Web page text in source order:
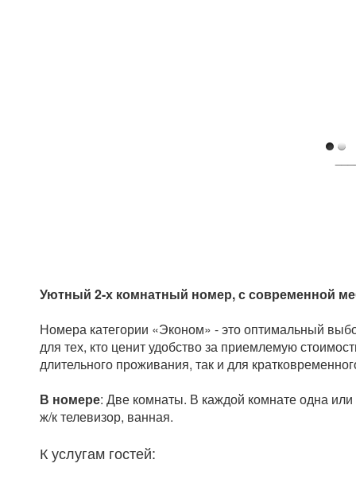
Уютный 2-х комнатный номер, с современной
Номера категории «Эконом» - это оптимальный
для тех, кто ценит удобство за приемлемую
длительного проживания, так и для
В номере: Две комнаты. В каждой комнате одна
ж/к телевизор, ванная.
К услугам гостей: